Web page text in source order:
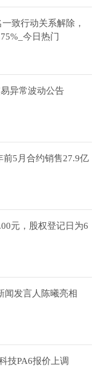
致行动关系解除，
今日热门
异常波动公告
前5月合约销售27.9亿
元，股权登记日为6
闻发言人陈曦亮相
技PA6报价上调